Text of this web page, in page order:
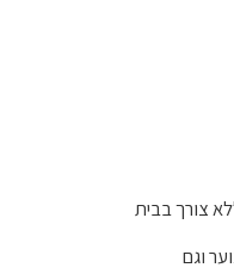
צורך בבית
וגם